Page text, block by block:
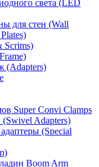
света (LED
для стен (Wall
Scrims)
(Adapters)
Super Convi Clamps
Adapters)
(Special
Boom Arm